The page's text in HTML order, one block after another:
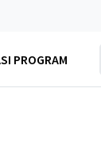
PROGRAM